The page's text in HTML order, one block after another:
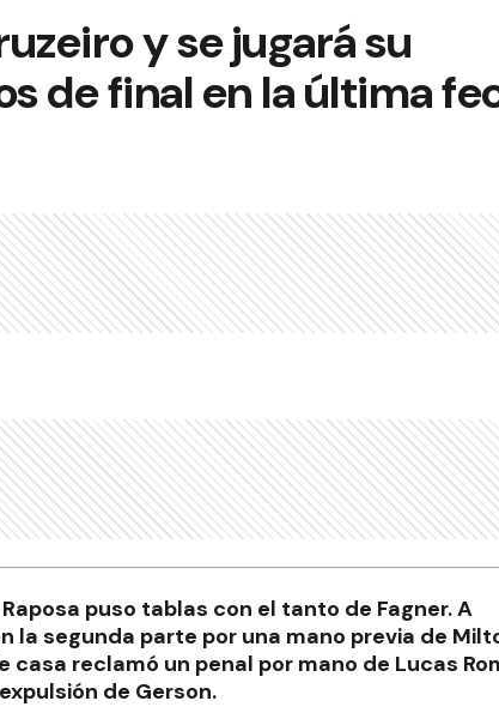
y se jugará su
de final en la última
puso tablas con el tanto de Fagner. A
la segunda parte por una mano previa de
casa reclamó un penal por mano de Lucas
de Gerson.